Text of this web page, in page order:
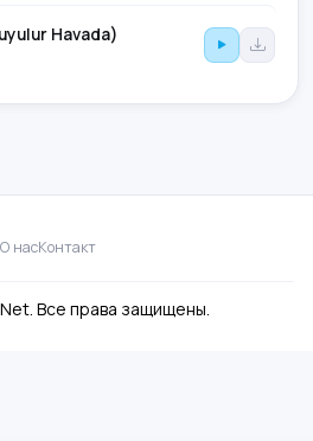
Havada)
О насКонтакт
Все права защищены.